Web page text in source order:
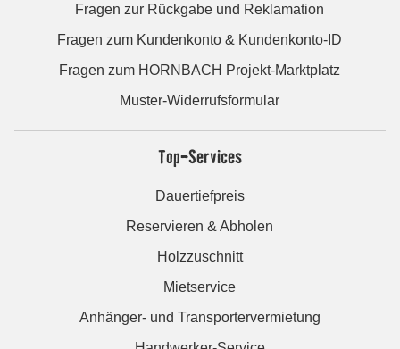
Fragen zur Rückgabe und Reklamation
Fragen zum Kundenkonto & Kundenkonto-ID
Fragen zum HORNBACH Projekt-Marktplatz
Muster-Widerrufsformular
Top-Services
Dauertiefpreis
Reservieren & Abholen
Holzzuschnitt
Mietservice
Anhänger- und Transportervermietung